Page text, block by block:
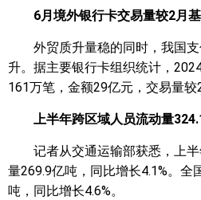
6月境外银行卡交易量较2月
外贸质升量稳的同时，我国
升。据主要银行卡组织统计，
161万笔，金额29亿元，交易量较
上半年跨区域人员流动量
记者从交通运输部获悉，上
量269.9亿吨，同比增长4.1%。全
吨，同比增长4.6%。